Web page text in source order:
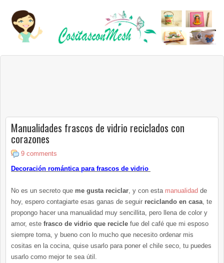
Manualidades frascos de vidrio reciclados con
corazones
9 comments
Decoración romántica para frascos de vidrio
No es un secreto que me gusta reciclar , y con esta manualidad de
hoy, espero contagiarte esas ganas de seguir reciclando en casa , te
propongo hacer una manualidad muy sencillita, pero llena de color y
amor, este frasco de vidrio que recicle fue del café que mi esposo
siempre toma, y bueno con lo mucho que necesito ordenar mis
cositas en la cocina, quise usarlo para poner el chile seco, tu puedes
usarlo como mejor te sea útil.